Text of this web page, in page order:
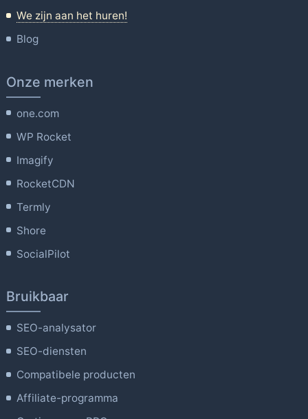
We zijn aan het huren!
Blog
Onze merken
one.com
WP Rocket
Imagify
RocketCDN
Termly
Shore
SocialPilot
Bruikbaar
SEO-analysator
SEO-diensten
Compatibele producten
Affiliate-programma